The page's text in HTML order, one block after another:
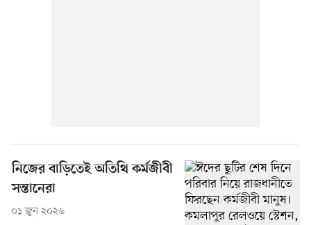
নিজের বাড়িতেই অতিথি কর্মজীবী
সন্তানেরা
০১ জুন ২০২৬